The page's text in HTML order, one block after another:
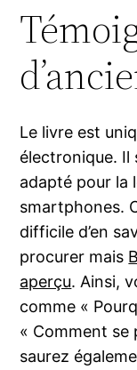
Le livre est
électronique. Il
adapté pour la
smartphones.
difficile d’en
procurer mais
aperçu. Ainsi,
comme «
« Comment se
saurez